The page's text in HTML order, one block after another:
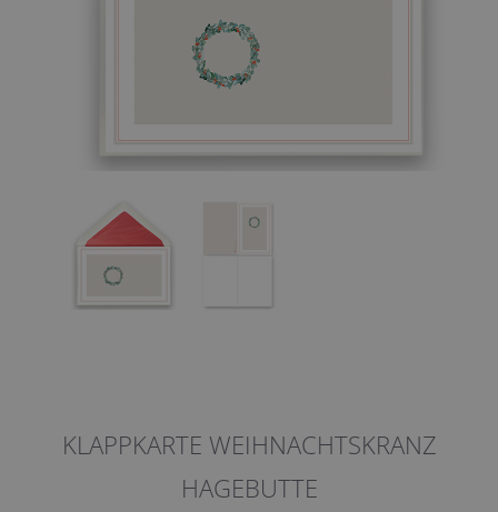
KLAPPKARTE WEIHNACHTSKRANZ
HAGEBUTTE